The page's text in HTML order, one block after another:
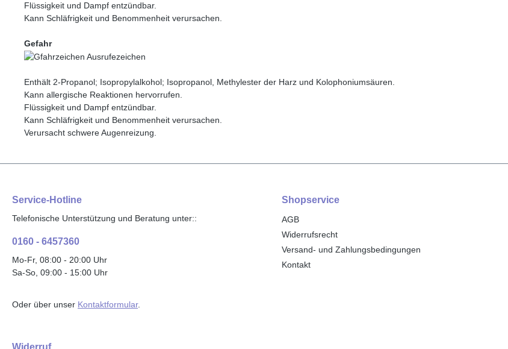
Flüssigkeit und Dampf entzündbar.
Kann Schläfrigkeit und Benommenheit verursachen.
Gefahr
Enthält 2-Propanol; Isopropylalkohol; Isopropanol, Methylester der Harz und Kolophoniumsäuren.
Kann allergische Reaktionen hervorrufen.
Flüssigkeit und Dampf entzündbar.
Kann Schläfrigkeit und Benommenheit verursachen.
Verursacht schwere Augenreizung.
Service-Hotline
Telefonische Unterstützung und Beratung unter::
0160 - 6457360
Mo-Fr, 08:00 - 20:00 Uhr
Sa-So, 09:00 - 15:00 Uhr
Oder über unser Kontaktformular.
Shopservice
AGB
Widerrufsrecht
Versand- und Zahlungsbedingungen
Kontakt
Widerruf